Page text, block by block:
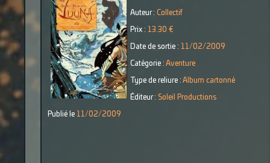
Auteur : Collectif
Prix : 13.30 €
Date de sortie : 11/02/2009
Catégorie : Aventure
Type de reliure : Album cartonné
Éditeur : Soleil Productions
Publié le 11/02/2009